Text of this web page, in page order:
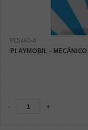
PL5460-4
PLAYMOBIL -
- +